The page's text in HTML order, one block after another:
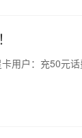
用户：充50元